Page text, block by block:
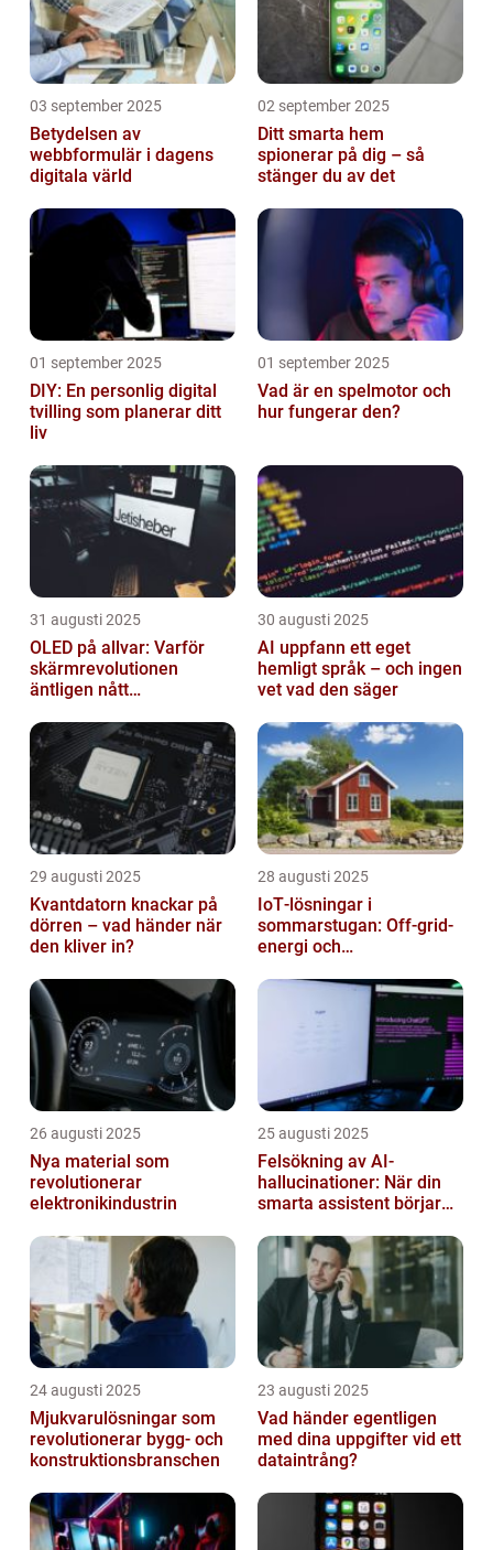
03 september 2025
Betydelsen av
webbformulär i dagens
digitala värld
02 september 2025
Ditt smarta hem
spionerar på dig – så
stänger du av det
01 september 2025
DIY: En personlig digital
tvilling som planerar ditt
liv
01 september 2025
Vad är en spelmotor och
hur fungerar den?
31 augusti 2025
OLED på allvar: Varför
skärmrevolutionen
äntligen nått
30 augusti 2025
AI uppfann ett eget
hemligt språk – och ingen
vet vad den säger
29 augusti 2025
Kvantdatorn knackar på
dörren – vad händer när
den kliver in?
28 augusti 2025
IoT‑lösningar i
sommarstugan: Off‑grid-
energi och
26 augusti 2025
Nya material som
revolutionerar
elektronikindustrin
25 augusti 2025
Felsökning av AI-
hallucinationer: När din
smarta assistent börjar
24 augusti 2025
Mjukvarulösningar som
revolutionerar bygg- och
konstruktionsbranschen
23 augusti 2025
Vad händer egentligen
med dina uppgifter vid ett
dataintrång?